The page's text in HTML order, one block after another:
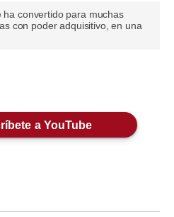
convertido para muchas
con poder adquisitivo, en una
a YouTube